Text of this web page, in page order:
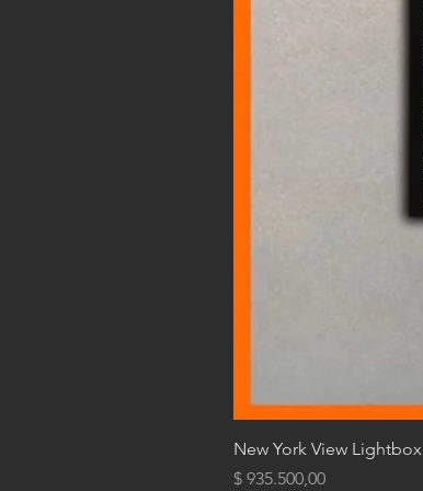
New York View Lightbox
Precio
$ 935.500,00